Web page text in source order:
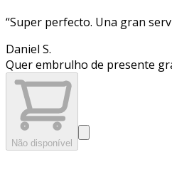
“Super perfecto. Una gran
Daniel S.
Quer embrulho de presente
Não disponível